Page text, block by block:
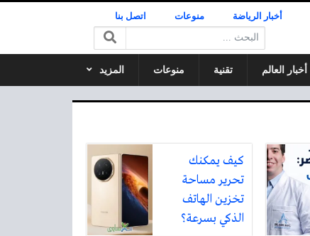
أخبار الرياضة منوعات اتصل بنا
البحث:
أخبار العالم تقنية منوعات المزيد
كيف يمكنك
تحرير مساحة
تخزين الهاتف
الذكي بسرعة؟